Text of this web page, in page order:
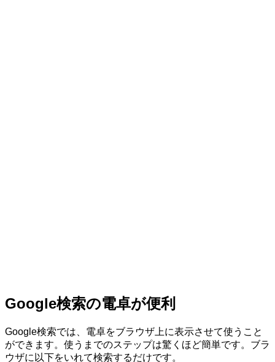
Google検索の電卓が便利
Google検索では、電卓をブラウザ上に表示させて使うこと
ができます。使うまでのステップは驚くほど簡単です。ブラ
ウザに以下をいれて検索するだけです。